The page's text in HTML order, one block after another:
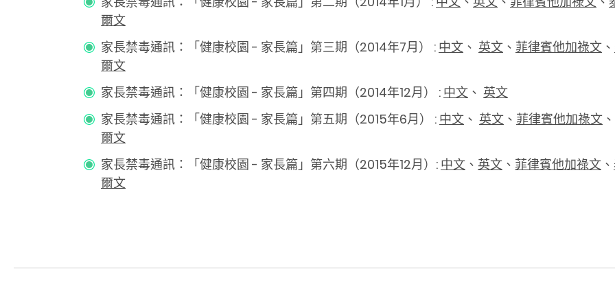
爾文
家長禁毒通訊：「健康校園 - 家長篇」第三期（2014年7月） : 中文 、 英文 、 菲律賓他加祿文 、
爾文
家長禁毒通訊：「健康校園 - 家長篇」第四期（2014年12月） : 中文 、 英文
家長禁毒通訊：「健康校園 - 家長篇」第五期（2015年6月） : 中文 、 英文 、 菲律賓他加祿文 、
爾文
家長禁毒通訊：「健康校園 - 家長篇」第六期（2015年12月）: 中文 、 英文 、 菲律賓他加祿文 、
爾文